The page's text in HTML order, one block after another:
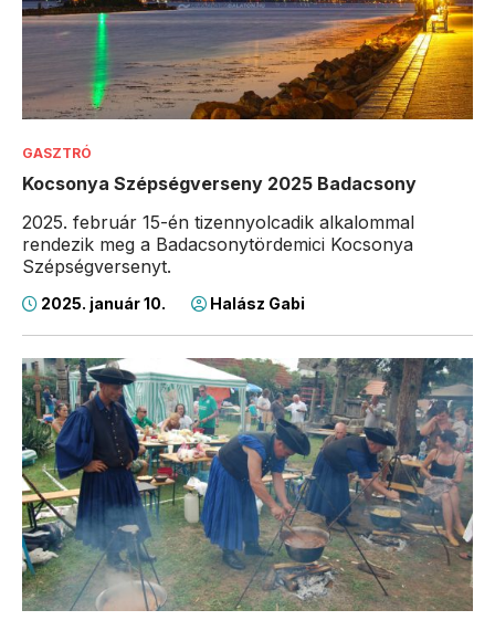
GASZTRÓ
Kocsonya Szépségverseny 2025 Badacsony
2025. február 15-én tizennyolcadik alkalommal
rendezik meg a Badacsonytördemici Kocsonya
Szépségversenyt.
2025. január 10. Halász Gabi